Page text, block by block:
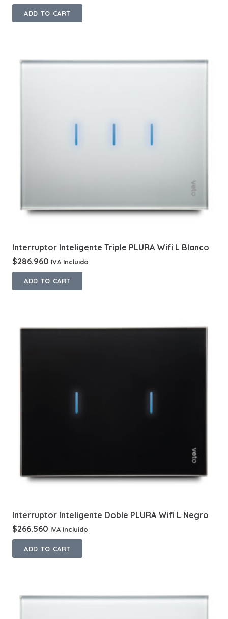
ADD TO CART
Interruptor Inteligente Triple PLURA Wifi L Blanco
$286.960 IVA Incluido
ADD TO CART
Interruptor Inteligente Doble PLURA Wifi L Negro
$266.560 IVA Incluido
ADD TO CART